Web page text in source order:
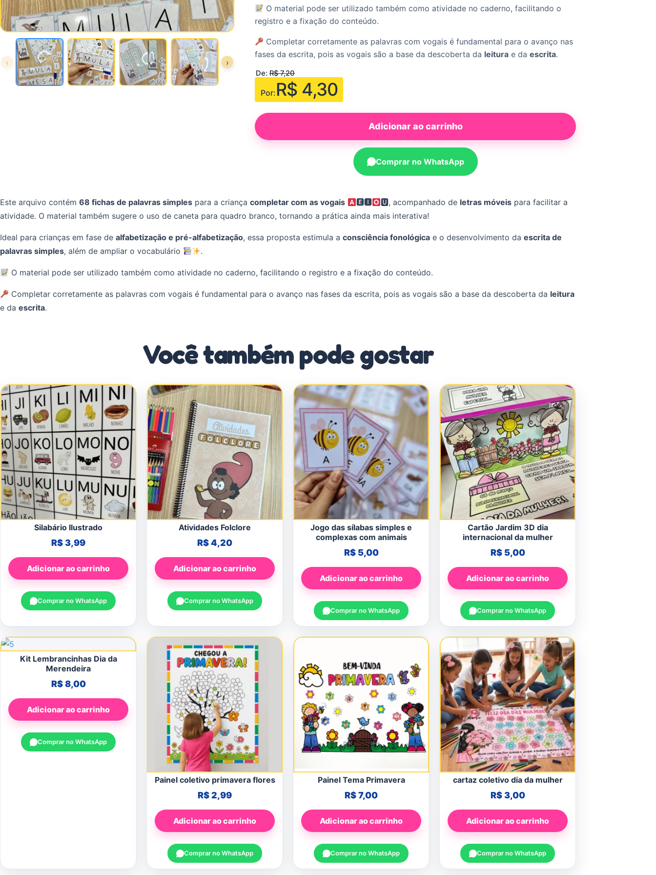
‹ ›
O material pode ser utilizado também como atividade no caderno, facilitando o
registro e a fixação do conteúdo.
Completar corretamente as palavras com vogais é fundamental para o avanço nas
fases da escrita, pois as vogais são a base da descoberta da leitura e da escrita.
De: R$7,20
Por:R$4,30
Adicionar ao carrinho
Comprar no WhatsApp
Este arquivo contém 68 fichas de palavras simples para a criança completar com as vogais 🅴🅸 🆄, acompanhado de letras móveis para facilitar a
atividade. O material também sugere o uso de caneta para quadro branco, tornando a prática ainda mais interativa!
Ideal para crianças em fase de alfabetização e pré-alfabetização, essa proposta estimula a consciência fonológica e o desenvolvimento da escrita de
palavras simples, além de ampliar o vocabulário .
O material pode ser utilizado também como atividade no caderno, facilitando o registro e a fixação do conteúdo.
Completar corretamente as palavras com vogais é fundamental para o avanço nas fases da escrita, pois as vogais são a base da descoberta da leitura
e da escrita.
Você também pode gostar
Silabário Ilustrado
R$3,99
Adicionar ao carrinho
Comprar no WhatsApp
Atividades Folclore
R$4,20
Adicionar ao carrinho
Comprar no WhatsApp
Jogo das sílabas simples e
complexas com animais
R$5,00
Adicionar ao carrinho
Comprar no WhatsApp
Cartão Jardim 3D dia
internacional da mulher
R$5,00
Adicionar ao carrinho
Comprar no WhatsApp
Kit Lembrancinhas Dia da
Merendeira
R$8,00
Adicionar ao carrinho
Comprar no WhatsApp
Painel coletivo primavera flores
R$2,99
Adicionar ao carrinho
Comprar no WhatsApp
Painel Tema Primavera
R$7,00
Adicionar ao carrinho
Comprar no WhatsApp
cartaz coletivo dia da mulher
R$3,00
Adicionar ao carrinho
Comprar no WhatsApp